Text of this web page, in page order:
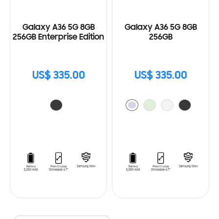
Galaxy A36 5G 8GB
256GB Enterprise Edition
US$ 335.00
Galaxy A36 5G 8GB
256GB
US$ 335.00